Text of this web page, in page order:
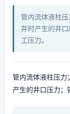
管内流体液柱
井时产生的井
工压力。
管内流体液柱压力
产生的井口压力；